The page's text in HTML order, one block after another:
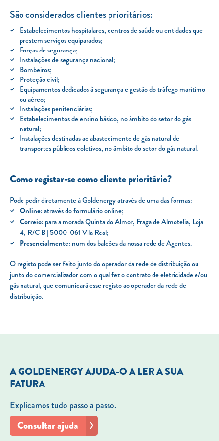
Resolução alternativa de litígios
São considerados clientes prioritários:
Estabelecimentos hospitalares, centros de saúde ou entidades que
prestem serviços equiparados;
Forças de segurança;
Instalações de segurança nacional;
Bombeiros;
Proteção civil;
Equipamentos dedicados à segurança e gestão do tráfego marítimo
ou aéreo;
Instalações penitenciárias;
Estabelecimentos de ensino básico, no âmbito do setor do gás
natural;
Instalações destinadas ao abastecimento de gás natural de
transportes públicos coletivos, no âmbito do setor do gás natural.
Como registar-se como cliente prioritário?
Pode pedir diretamente à Goldenergy através de uma das formas:
Online:através doformulário online;
Correio: para a moradaQuinta do Almor, Fraga de Almotelia, Loja
4, R/C B | 5000-061 Vila Real;
Presencialmente: num dos balcões da nossa rede de Agentes.
O registo pode ser feito junto do operador da rede de distribuição ou
junto do comercializador com o qual fez o contrato de eletricidade e/ou
gás natural, que comunicará esse registo ao operador da rede de
distribuição.
A GOLDENERGY AJUDA-O A LER A SUA
FATURA
Explicamos tudo passo a passo.
Consultar ajuda